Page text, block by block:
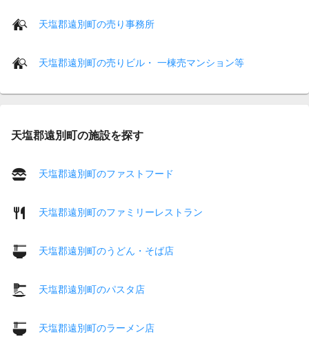
天塩郡遠別町の売り事務所
天塩郡遠別町の売りビル・ 一棟売マンション等
天塩郡遠別町の施設を探す
天塩郡遠別町のファストフード
天塩郡遠別町のファミリーレストラン
天塩郡遠別町のうどん・そば店
天塩郡遠別町のパスタ店
天塩郡遠別町のラーメン店